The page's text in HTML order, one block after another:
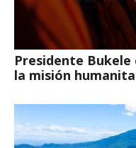
Presidente
la misión